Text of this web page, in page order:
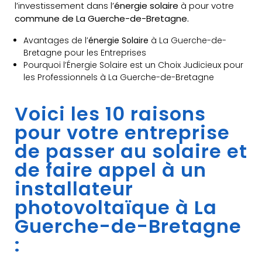
l’investissement dans l’énergie solaire à pour votre
commune de La Guerche-de-Bretagne.
Avantages de l’énergie Solaire à La Guerche-de-
Bretagne pour les Entreprises
Pourquoi l’Énergie Solaire est un Choix Judicieux pour
les Professionnels à La Guerche-de-Bretagne
Voici les 10 raisons
pour votre entreprise
de passer au solaire et
de faire appel à un
installateur
photovoltaïque à La
Guerche-de-Bretagne
: